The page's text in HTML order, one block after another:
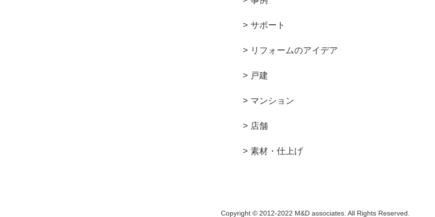
> サポート
> リフォームのアイデア
> 戸建
> マンション
> 店舗
> 素材・仕上げ
Copyright © 2012-2022 M&D associates. All Rights Reserved.